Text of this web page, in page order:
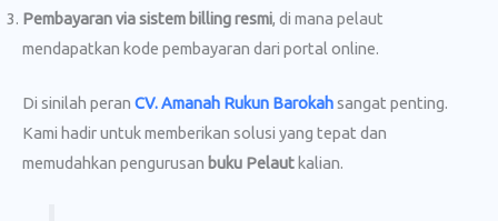
Pembayaran via sistem billing resmi, di mana pelaut
mendapatkan kode pembayaran dari portal online.
Di sinilah peran CV. Amanah Rukun Barokahsangat penting.
Kami hadir untuk memberikan solusi yang tepat dan
memudahkan pengurusan buku Pelaut kalian.